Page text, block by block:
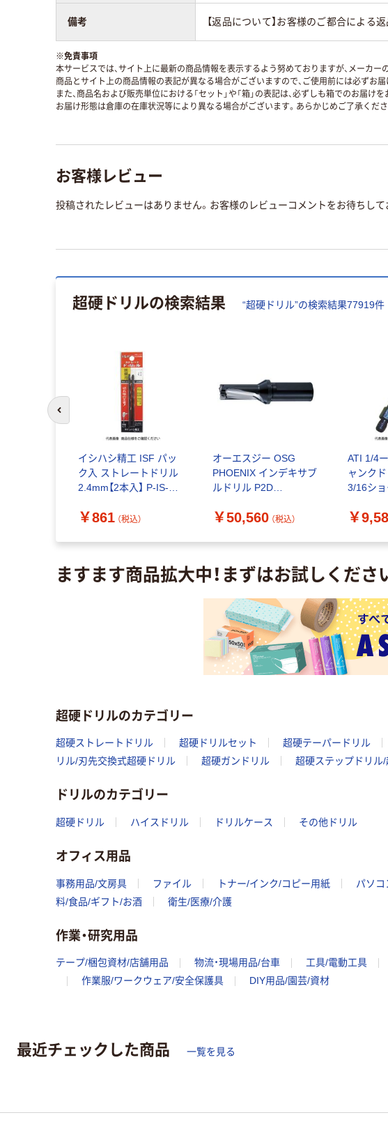
備考 【返品について】お客様のご都合による
※免責事項
本サービスでは、サイト上に最新の商品情報を表示するよう努めておりますが、メーカー
商品とサイト上の商品情報の表記が異なる場合がございますので、ご使用前には必ずお
また、商品名および販売単位における「セット」や「箱」の表記は、必ずしも箱でのお届け
お届け形態は倉庫の在庫状況等により異なる場合がございます。あらかじめご了承くださ
お客様レビュー
投稿されたレビューはありません。お客様のレビューコメントをお待ちして
超硬ドリルの検索結果 “超硬ドリル”の検索結果77919件
イシハシ精工 ISF パッ
ク入 ストレートドリル
2.4mm【2本入】 P-IS-
506-7537（直送品）
￥861 （税込）
オーエスジー OSG
PHOENIX インデキサブ
ルドリル P2D
（直送品）
￥50,560 （税込）
ATI 1/4
ャンク
3/16ショ
(5個:1個
￥
前のスライドへ
ますます商品拡大中！まずはお試しくださ
超硬ドリルのカテゴリー
超硬ストレートドリル 超硬ドリルセット 超硬テーパードリル
リル/刃先交換式超硬ドリル
超硬ガンドリル 超硬ステップドリル
ドリルのカテゴリー
超硬ドリル ハイスドリル ドリルケース その他ドリル
オフィス用品
事務用品/文房具 ファイル トナー/インク/コピー用紙 パソ
料/食品/ギフト/お酒
衛生/医療/介護
作業・研究用品
テープ/梱包資材/店舗用品 物流・現場用品/台車 工具/電動工具
作業服/ワークウェア/安全保護具
DIY用品/園芸/資材
最近チェックした商品 一覧を見る